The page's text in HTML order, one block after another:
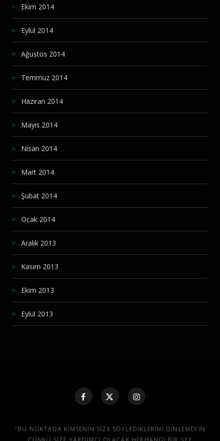
Ekim 2014
Eylül 2014
Ağustos 2014
Temmuz 2014
Haziran 2014
Mayıs 2014
Nisan 2014
Mart 2014
Şubat 2014
Ocak 2014
Aralık 2013
Kasım 2013
Ekim 2013
Eylül 2013
"BU NOKTADA KIMSENIN SIZE SÖYLEDIKLERINI DINLEMEYIN